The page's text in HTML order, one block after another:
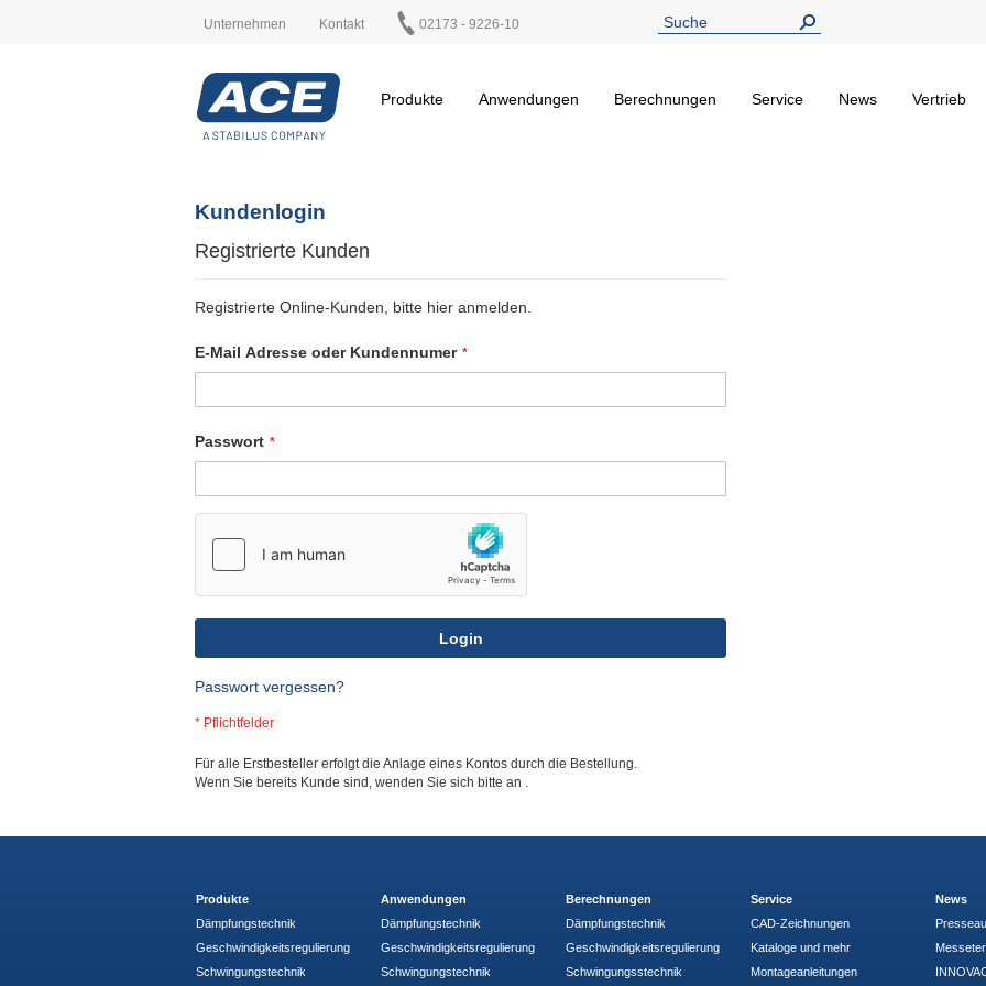
Unternehmen Kontakt 02173 - 9226-10
Produkte
Anwendungen Berechnungen Service News Vertrieb
Kundenlogin
Registrierte Kunden
Registrierte Online-Kunden, bitte hier anmelden.
E-Mail Adresse oder Kundennumer
Passwort
Login
Passwort vergessen?
Für alle Erstbesteller erfolgt die Anlage eines Kontos durch die Bestellung.
Wenn Sie bereits Kunde sind, wenden Sie sich bitte an .
Produkte
Dämpfungstechnik
Geschwindigkeitsregulierung
Schwingungstechnik
Anwendungen
Dämpfungstechnik
Geschwindigkeitsregulierung
Schwingungstechnik
Berechnungen
Dämpfungstechnik
Geschwindigkeitsregulierung
Schwingungsstechnik
Service
CAD-Zeichnungen
Kataloge und mehr
Montageanleitungen
News